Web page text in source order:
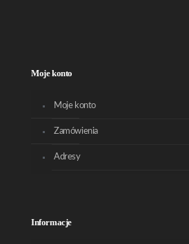
Moje konto
Moje konto
Zamówienia
Adresy
Informacje